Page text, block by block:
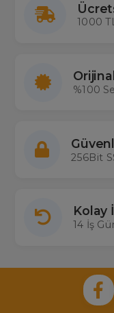
1000
%100
256Bit
Kolay
14 İş